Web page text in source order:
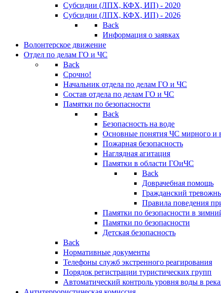
Субсидии (ЛПХ, КФХ, ИП) - 2020
Субсидии (ЛПХ, КФХ, ИП) - 2026
Back
Информация о заявках
Волонтерское движение
Отдел по делам ГО и ЧС
Back
Срочно!
Начальник отдела по делам ГО и ЧС
Состав отдела по делам ГО и ЧС
Памятки по безопасности
Back
Безопасность на воде
Основные понятия ЧС мирного и
Пожарная безопасность
Наглядная агитация
Памятки в области ГОиЧС
Back
Доврачебная помощь
Гражданский
Правила поведения
Памятки по безопасности в
Памятки по безопасности
Детская безопасность
Back
Нормативные документы
Телефоны служб экстренного реагирования
Порядок регистрации туристических групп
Автоматический контроль уровня воды в